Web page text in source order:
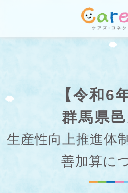
【令和6
群馬県
生産性向上推進体
善加算に